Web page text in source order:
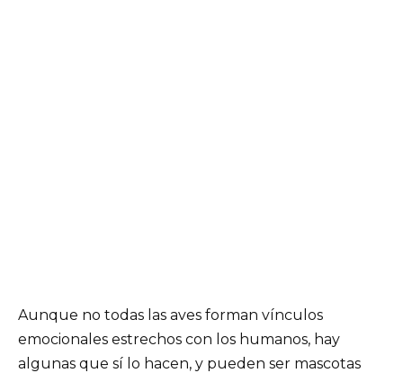
Aunque no todas las aves forman vínculos
emocionales estrechos con los humanos, hay
algunas que sí lo hacen, y pueden ser mascotas